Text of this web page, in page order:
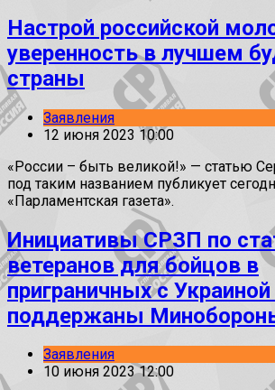
Настрой российской
уверенность в лучшем
страны
Заявления
12 июня 2023 10:00
«России – быть великой!» — статью
под таким названием публикует
«Парламентская газета».
Инициативы СРЗП по
ветеранов для бойцов в
приграничных с
поддержаны
Заявления
10 июня 2023 12:00